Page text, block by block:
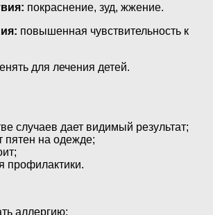
покраснение, зуд, жжение.
повышенная чувствительность к
для лечения детей.
случаев дает видимый результат;
пятен на одежде;
профилактики.
аллергию;